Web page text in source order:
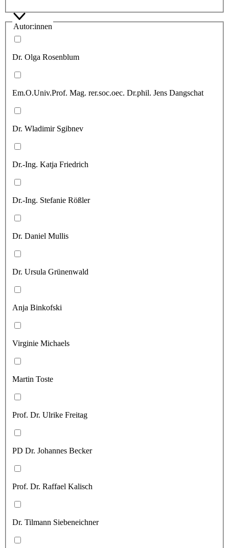
Autor:innen
Dr. Olga Rosenblum
Em.O.Univ.Prof. Mag. rer.soc.oec. Dr.phil. Jens Dangschat
Dr. Wladimir Sgibnev
Dr.-Ing. Katja Friedrich
Dr.-Ing. Stefanie Rößler
Dr. Daniel Mullis
Dr. Ursula Grünenwald
Anja Binkofski
Virginie Michaels
Martin Toste
Prof. Dr. Ulrike Freitag
PD Dr. Johannes Becker
Prof. Dr. Raffael Kalisch
Dr. Tilmann Siebeneichner